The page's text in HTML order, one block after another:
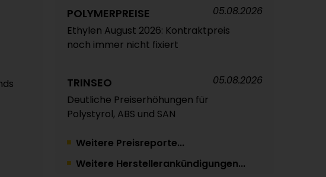
POLYMERPREISE
Ethylen August 2026: Kontraktpreis
noch immer nicht fixiert
05.08.2026
TRINSEO
Deutliche Preiserhöhungen für
Polystyrol, ABS und SAN
05.08.2026
Vorprodukte Juli/August 2026
Weitere Preisreporte...
Weitere Herstellerankündigungen...